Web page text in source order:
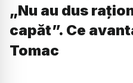
„Nu au dus
capăt”. Ce
Tomac